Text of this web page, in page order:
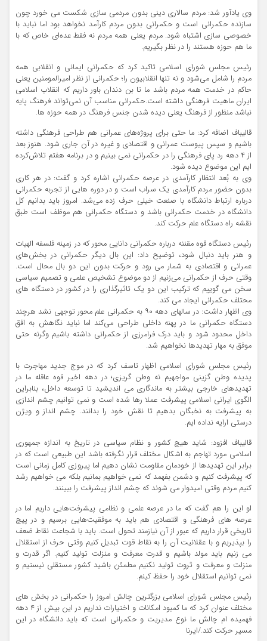
وی یادآور شد: مردم سالاری دینی بدون مردمی سازی شکست می خورد چون
سازنده حکمرانی است و حکمرانی بدون مردم کارآمد نخواهد بود اما نباید با
خصوصی سازی اشتباه شود. مردم یعنی همه مردم نه فقط عده‌ای خاص که با
ما هم حوزه هستند را در نظر بگیریم.
رئیس مجلس شورای اسلامی تاکید کرد که حکمرانی ایمانی و انقلابی همه
مردم را شامل می‌شود و نه تنها انقلابیون را؛ حکمرانی از نظر امیرالمومنین یعنی
حاکم در خدمت همه مردم باشد ما تا بن دندان باور داریم که انقلاب اسلامی
ایران ماهیت فرهنگی داشته است.حکمرانی مناسب آن نمی‌تواند فرهنگ پایه
نباشد منظور از فرهنگ یعنی دیده شدن جنس فرهنگ در همه حوزه ها.
قالیباف اضافه کرد: ما حتی برای پروژه‌های عمرانی هم طراحی فرهنگی داشته
باشیم و سپس پیوست عمرانی و اقتصادی و غیره در آن جاری شود. هنوز بعد
از ۴ دهه رد پای فرهنگی را در حکمرانی نمی بینیم و در برنامه هفتم تلاش‌کرده
ایم این موضوع دیده شود.
وی به بُعد انتظار کارآمدی در عرصه حکمرانی اشاره کرد و گفت: در هر کاری
بدون حضور مردم کارآمدی یک سراب است و در دوره هایی از تجربه حکمرانی
درباره ارتباط دانشگاه با صنعت خیلی حرف زده می‌شد. امروز باید بدانیم کل
دانشگاه در خدمت حکمرانی باشد و دستگاه حکمرانی هم موظف است طبق
نقشه راه دستگاه علم حرکت کند.
رئیس دستگاه قوه مقننه درباره حکمرانی دانایی محور که در زمینه فلسفه الهیات
و هنر باید دنبال شود، توضیح داد: این بال دیگر حکمرانی در بخش‌های
عمرانی و اقتصادی به شمار می رود و حرکت بدون این دو بال محال است.
وقتی حرف از حکمرانی می‌زنیم از دو موضوع تشخیص علمی و تصمیم سیاسی
سخن می گوییم که ترکیب این دو یک تاثیرگذاری را در کشور در دستگاه های
محتلف حکمرانی ایجاد می کند.
وی اظهار داشت: در سالهای دهه ۹۰ به حکمرانی علم محور توجهی نشد هرچند
دستگاه حکمرانی ما در پهنه داخلی طراحی می‌کند اما نباید نگاهش به افق
داخل محدود شود و باید درک فرامرزی از حکمرانی داشته باشیم وگرنه حتی
موفق به مهار تهدیدها نخواهیم شد.
رئیس مجلس شورای اسلامی اظهار تاسف کرد که در موج جدید مهاجرت با
پدیده وطن گزینی مواجهیم نه وطن گریزی؛ در دهه اخیر قوه عاقله ما در
تهدیدهای خارجی بیشتر به ماندگاری می اندیشید تا توسعه داخل، بنابراین
الگوی ایرانی اسلامی پیشرفت عملا رها شده است و نمی توانیم چشم اندازی
به پیشرفت به نخبگان بدهیم تا نقش خود را بدانند. چشم انداز و ویژن
درستی ارایه نداده ایم.
قالیباف افزود: شاید هیچ کشور و نظام سیاسی در تاریخ به اندازه جمهوری
اسلامی مورد تهاجم به اشکال مختلف قرار نگرفته باشد این طبیعی است که در
برابر این تهدیدها از خودمان مقاومت نشان دهیم اما پیروزی کامل زمانی است
که پیشرفت کنیم و دشمن بفهمد که نمی خواهیم بمانیم بلکه می خواهیم رشد
کنیم مردم وقتی امیدوار می شوند که چشم انداز پیشرفت را ببینند.
او این را هم گفت که ما در عرصه علمی و نظامی پیشرفت‌هایی داریم اما در
عرصه های فرهنگی و اقتصادی هم باید به موفقیت‌هایی برسیم و در پیچ
تاریخی قرار داریم که عبور از آن نیازمند تحول است. باید با شجاعت نقاط ضعف
را بپذیریم و با عقلانیت آن را به نقاط قوت تبدیل کنیم وقتی حرف از استقلال
می زنیم باید مولد باشیم و قدرت معرفت و منزلت تولید کنیم. اگر قدرت و
منزلت و معرفت و ثروت تولید نکنیم مطمئن باشید کشور مستقلی نیستیم و
نمی توانیم استقلال خود را حفظ کینم.
رئیس مجلس شورای اسلامی بزرگترین چالش امروز را حکمرانی در بخش های
مختلف عنوان کرد که ما کمبود امکانات و اختیارات نداریم در این بیش از ۴ دهه
فهمیده ام چالش ما نوع مدیریت و حکمرانی است که باید دانشگاه در این
مسیر حرکت کند./ایرنا